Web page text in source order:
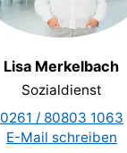
Lisa Merkelbach
Sozialdienst
0261 / 80803 1063
E-Mail schreiben